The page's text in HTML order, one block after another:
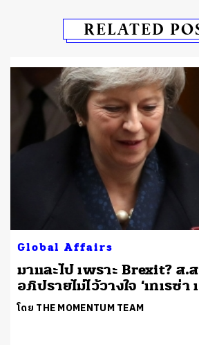
RELATED
Global Affairs
มาและไป เพราะ Brexit? ส
อภิปรายไม่ไว้วางใจ ‘เทเรซ่า
โดย THE MOMENTUM TEAM